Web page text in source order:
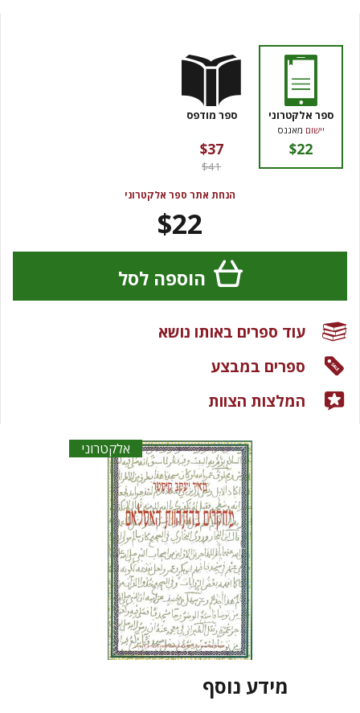
אלקטרוני
מידע נוסף
ספר אלקטרוני
יישום מאגנס
$22
ספר מודפס
$37
$41
הנחת אתר ספר אלקטרוני
$22
הוספה לסל
עוד ספרים באותו נושא
ספרים במבצע
המלצות הצוות